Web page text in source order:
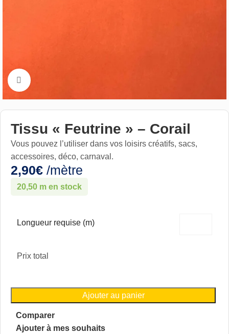
Cliquez pour aggrandir
Tissu « Feutrine » – Corail
Vous pouvez l’utiliser dans vos loisirs créatifs, sacs,
accessoires, déco, carnaval.
2,90€ /mètre
20,50 m en stock
Longueur requise (m)
Prix total
Ajouter au panier
Comparer
Ajouter à mes souhaits